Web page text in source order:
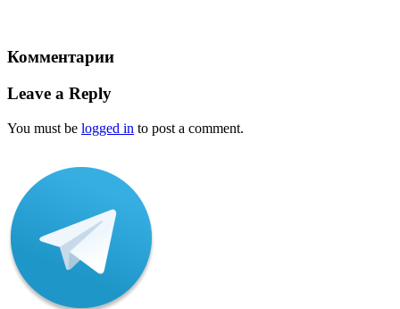
Комментарии
Leave a Reply
You must be logged in to post a comment.